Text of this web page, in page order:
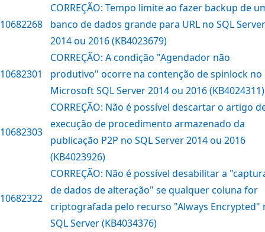
10682268
CORREÇÃO: Tempo limite ao fazer backup de
banco de dados grande para URL no SQL Server
2014 ou 2016 (KB4023679)
10682301
CORREÇÃO: A condição "Agendador não
produtivo" ocorre na contenção de spinlock no
Microsoft SQL Server 2014 ou 2016 (KB4024311)
10682303
CORREÇÃO: Não é possível descartar o artigo
execução de procedimento armazenado da
publicação P2P no SQL Server 2014 ou 2016
(KB4023926)
10682322
CORREÇÃO: Não é possível desabilitar a
de dados de alteração" se qualquer coluna for
criptografada pelo recurso "Always Encrypted"
SQL Server (KB4034376)